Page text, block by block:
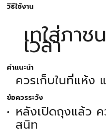
วิธีใช้งาน
เทใส่ภา
เวลา
คำแนะนำ
ควรเก็บในที่แห้ง
ข้อควรระวัง
หลังเปิดถุงแล้ว
สนิท